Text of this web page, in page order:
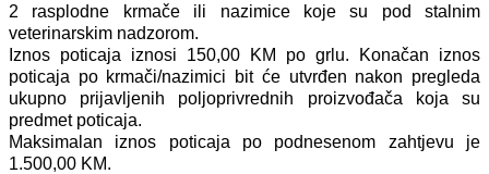
2 rasplodne krmače ili nazimice koje su pod stalnim
veterinarskim nadzorom.
Iznos poticaja iznosi 150,00 KM po grlu. Konačan iznos
poticaja po krmači/nazimici bit će utvrđen nakon pregleda
ukupno prijavljenih poljoprivrednih proizvođača koja su
predmet poticaja.
Maksimalan iznos poticaja po podnesenom zahtjevu je
1.500,00 KM.